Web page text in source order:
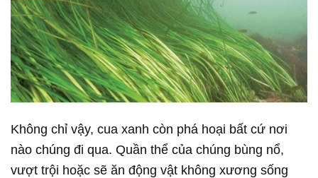
Không chỉ vậy, cua xanh còn phá hoại bất cứ nơi
nào chúng đi qua. Quần thể của chúng bùng nổ,
vượt trội hoặc sẽ ăn động vật không xương sống